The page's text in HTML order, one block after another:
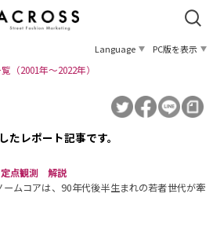
Language
PC版を表示
（2001年〜2022年）
レポート記事です。
点観測 解説
ームコアは、90年代後半生まれの若者世代が牽